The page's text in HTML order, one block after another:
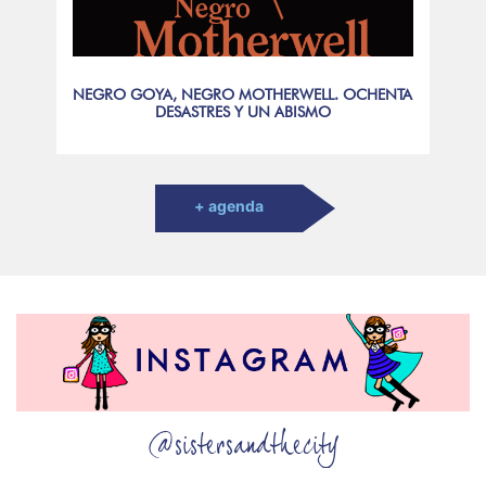
NEGRO GOYA, NEGRO MOTHERWELL. OCHENTA
DESASTRES Y UN ABISMO
+ agenda
@sistersandthecity